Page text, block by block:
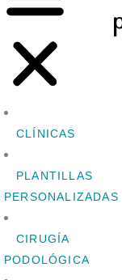
CLÍNICAS
PLANTILLAS
PERSONALIZADAS
CIRUGÍA
PODOLÓGICA